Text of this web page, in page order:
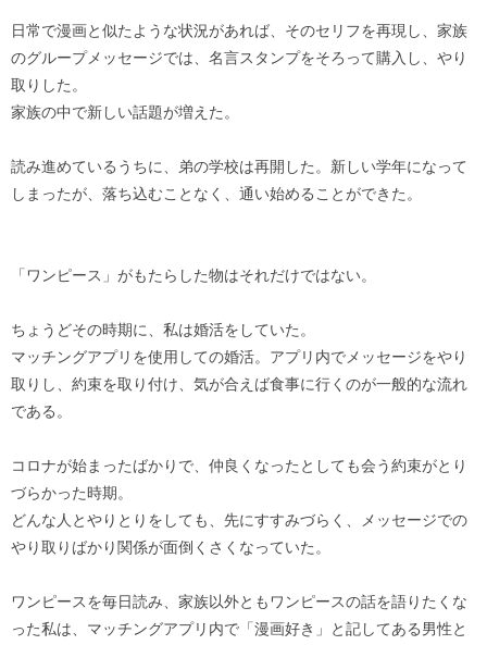
日常で漫画と似たような状況があれば、そのセリフを再現し、家族
のグループメッセージでは、名言スタンプをそろって購入し、やり
取りした。
家族の中で新しい話題が増えた。
読み進めているうちに、弟の学校は再開した。新しい学年になって
しまったが、落ち込むことなく、通い始めることができた。
「ワンピース」がもたらした物はそれだけではない。
ちょうどその時期に、私は婚活をしていた。
マッチングアプリを使用しての婚活。アプリ内でメッセージをやり
取りし、約束を取り付け、気が合えば食事に行くのが一般的な流れ
である。
コロナが始まったばかりで、仲良くなったとしても会う約束がとり
づらかった時期。
どんな人とやりとりをしても、先にすすみづらく、メッセージでの
やり取りばかり関係が面倒くさくなっていた。
ワンピースを毎日読み、家族以外ともワンピースの話を語りたくな
った私は、マッチングアプリ内で「漫画好き」と記してある男性と